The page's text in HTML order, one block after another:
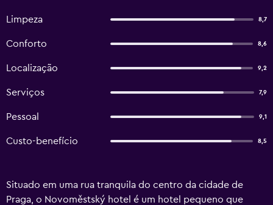
Limpeza 8,7
Conforto 8,6
Localização 9,2
Serviços 7,9
Pessoal 9,1
Custo-benefício 8,5
Situado em uma rua tranquila do centro da cidade de
Praga, o Novoměstský hotel é um hotel pequeno que